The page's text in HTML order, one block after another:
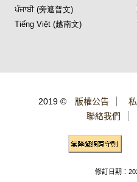
ਪੰਜਾਬੀ (旁遮普文)
Tiếng Việt (越南文)
2019 © 版權公告
聯絡我們
修訂日期：